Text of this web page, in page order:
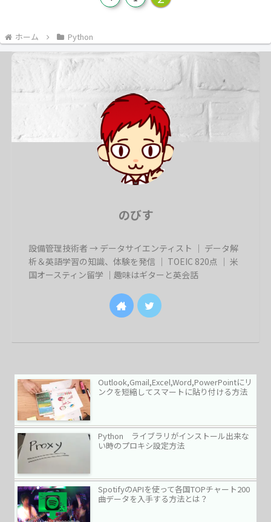
ホーム Python
のびす
設備管理技術者 → データサイエンティスト ｜ データ解
析＆英語学習の知識、体験を発信 ｜ TOEIC 820点 ｜ 米
国オースティン留学 ｜趣味はギターと英会話
Outlook,Gmail,Excel,Word,PowerPointにリ
ンクを短縮してスマートに貼り付ける方法
Python ライブラリがインストール出来な
い時のプロキシ設定方法
SpotifyのAPIを使って各国TOPチャート200
曲データを入手する方法とは？